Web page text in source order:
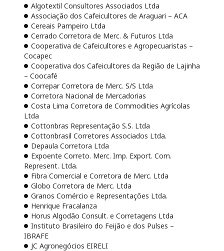
Algotextil Consultores Associados Ltda
Associação dos Cafeicultores de Araguari – ACA
Cereais Pampeiro Ltda
Cerrado Corretora de Merc. & Futuros Ltda
Cooperativa de Cafeicultores e Agropecuaristas –
Cocapec
Cooperativa dos Cafeicultores da Região de Lajinha
– Coocafé
Correpar Corretora de Merc. S/S Ltda
Corretora Nacional de Mercadorias
Costa Lima Corretora de Commodities Agrícolas
Ltda
Cottonbras Representação S.S. Ltda
Cottonbrasil Corretores Associados Ltda.
Depaula Corretora Ltda
Expoente Correto. Merc. Imp. Export. Com.
Represent. Ltda.
Fibra Comercial e Corretora de Merc. Ltda
Globo Corretora de Merc. Ltda
Granos Comércio e Representações Ltda.
Henrique Fracalanza
Horus Algodão Consult. e Corretagens Ltda
Instituto Brasileiro do Feijão e dos Pulses –
IBRAFE
JC Agronegócios EIRELI